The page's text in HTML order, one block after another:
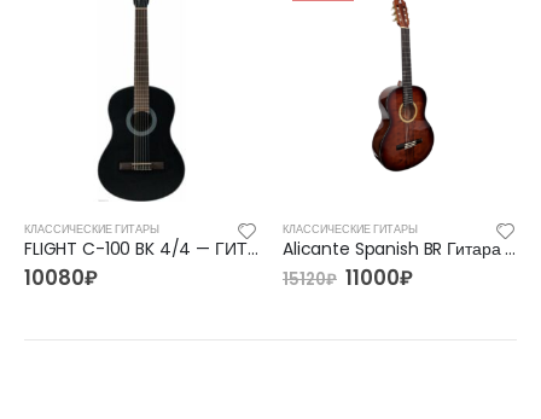
КЛАССИЧЕСКИЕ ГИТАРЫ
FLIGHT C-100 BK 4/4 — ГИТАРА КЛАССИЧЕСКАЯ 4/4 ФЛАЙТ
10080₽
КЛАССИЧЕСКИЕ ГИТАРЫ
Alicante Spanish BR Гитара классическая коричневая
15120₽ 11000₽